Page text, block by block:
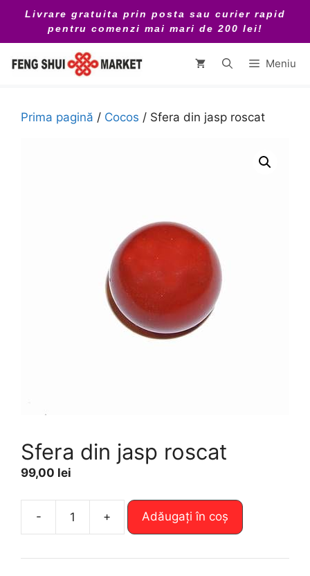
conținut
Livrare gratuita prin posta sau curier rapid
pentru comenzi mai mari de 200 lei!
Meniu
Prima pagină / Cocos / Sfera din jasp roscat
Sfera din jasp roscat
99,00 lei
-
Cantitate
din
+ Adăugați în coș
e